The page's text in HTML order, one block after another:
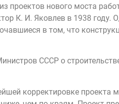
проектов нового моста
К. И. Яковлев в 1938 году.
в том, что
СССР о
корректировке